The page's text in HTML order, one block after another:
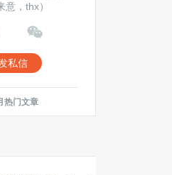
意，thx）
私信
热门文章